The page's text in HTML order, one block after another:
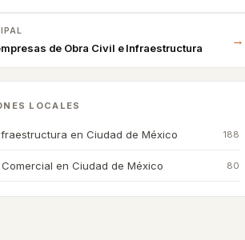
de Obra Civil e Infraestructura →
LOCALES
en Ciudad de México 188
en Ciudad de México 80